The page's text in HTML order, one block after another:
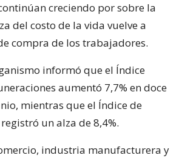
creciendo por sobre la
del costo de la vida vuelve a
compra de los trabajadores.
informó que el Índice
aumentó 7,7% en doce
mientras que el Índice de
un alza de 8,4%.
industria manufacturera y